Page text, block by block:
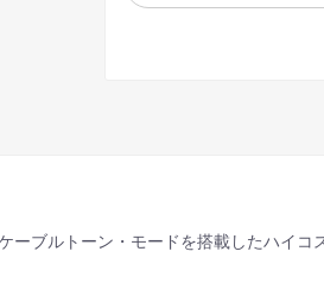
ーブルトーン・モードを搭載したハイコ